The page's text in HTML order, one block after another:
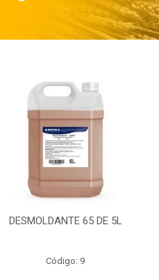
DESMOLDANTE 65 DE 5L
Código: 9